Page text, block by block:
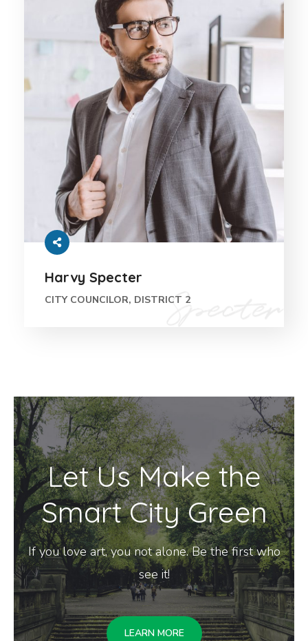
Harvy Specter
CITY COUNCILOR, DISTRICT 2
Let Us Make the
Smart City Green
If you love art, you not alone. Be the first who
see it!
LEARN MORE